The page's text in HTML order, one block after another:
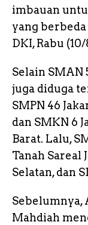
imbauan
yang berbeda
DKI, Rabu
Selain SMAN
juga diduga
SMPN 46
dan SMKN 6
Barat. Lalu,
Tanah Sareal
Selatan, dan
Sebelumnya,
Mahdiah